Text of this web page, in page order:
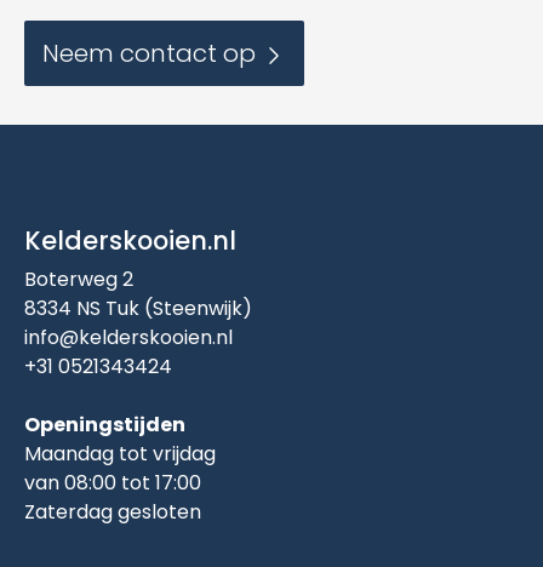
Neem contact op
Kelderskooien.nl
Boterweg 2
8334 NS Tuk (Steenwijk)
info@kelderskooien.nl
+31 0521343424
Openingstijden
Maandag tot vrijdag
van 08:00 tot 17:00
Zaterdag gesloten